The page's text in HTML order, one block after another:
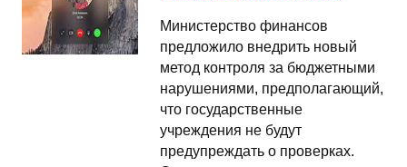
Министерство финансов
предложило внедрить новый
метод контроля за бюджетными
нарушениями, предполагающий,
что государственные
учреждения не будут
предупреждать о проверках.